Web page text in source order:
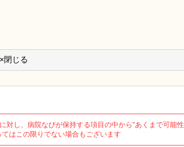
×閉じる
対し、病院なびが保持する項目の中から"あくまで可能性
はこの限りでない場合もございます